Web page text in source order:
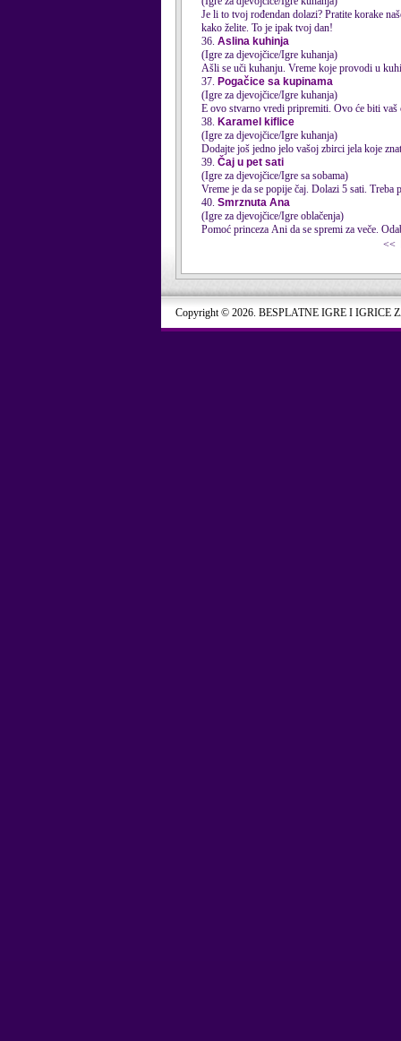
Je li to tvoj rođendan dolazi? Pratite korake
kako želite. To je ipak tvoj dan!
36. Aslina kuhinja
(Igre za djevojčice/Igre kuhanja)
Ašli se uči kuhanju. Vreme koje provodi u
37. Pogačice sa kupinama
(Igre za djevojčice/Igre kuhanja)
E ovo stvarno vredi pripremiti. Ovo će biti vaš
38. Karamel kiflice
(Igre za djevojčice/Igre kuhanja)
Dodajte još jedno jelo vašoj zbirci jela koje
39. Čaj u pet sati
(Igre za djevojčice/Igre sa sobama)
Vreme je da se popije čaj. Dolazi 5 sati.
40. Smrznuta Ana
(Igre za djevojčice/Igre oblačenja)
Pomoć princeza Ani da se spremi za veče.
<<
Copyright © 2026. BESPLATNE IGRE I IGRICE